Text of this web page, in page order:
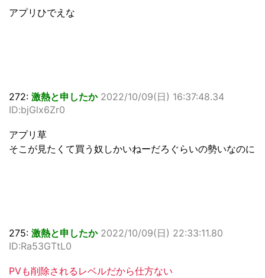
アプリひでえな
272: 激熱と申したか 2022/10/09(日) 16:37:48.34
ID:bjGlx6Zr0
アプリ草
そこが見たくて買う奴しかいねーだろぐらいの勢いなのに
275: 激熱と申したか 2022/10/09(日) 22:33:11.80
ID:Ra53GTtL0
PVも削除されるレベルだから仕方ない